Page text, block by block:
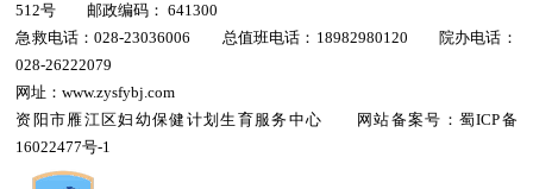
512号 邮政编码： 641300
急救电话：028-23036006 总值班电话：18982980120 院办电话：
028-26222079
网址：www.zysfybj.com
资阳市雁江区妇幼保健计划生育服务中心 网站备案号： 蜀ICP备
16022477号-1